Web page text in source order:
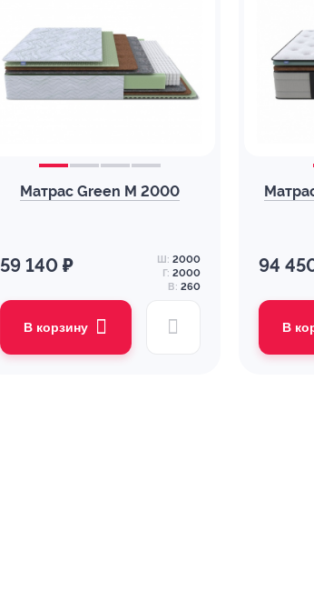
Матрас Green M 2000
59 140 ₽ Ш: 2000
Г: 2000
В: 260
В корзину
94
В